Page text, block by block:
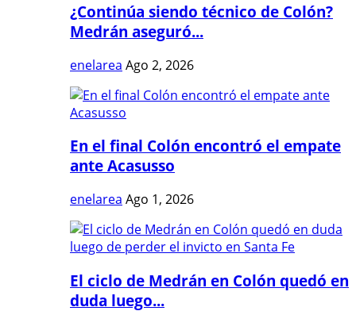
¿Continúa siendo técnico de Colón?
Medrán aseguró...
enelarea Ago 2, 2026
En el final Colón encontró el empate
ante Acasusso
enelarea Ago 1, 2026
El ciclo de Medrán en Colón quedó en
duda luego...